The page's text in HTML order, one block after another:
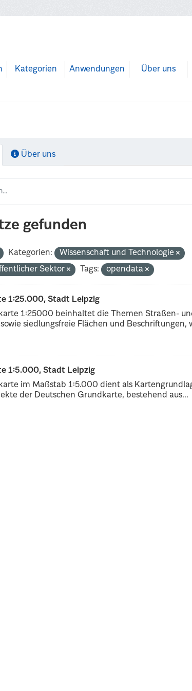
Kategorien Anwendungen Über uns
Über uns
gefunden
Kategorien:
Wissenschaft und Technologie
Sektor
Tags: opendata
1:25.000, Stadt Leipzig
1:25000 beinhaltet die Themen Straßen-
siedlungsfreie Flächen und Beschriftungen,
1:5.000, Stadt Leipzig
im Maßstab 1:5.000 dient als
der Deutschen Grundkarte, bestehend aus...